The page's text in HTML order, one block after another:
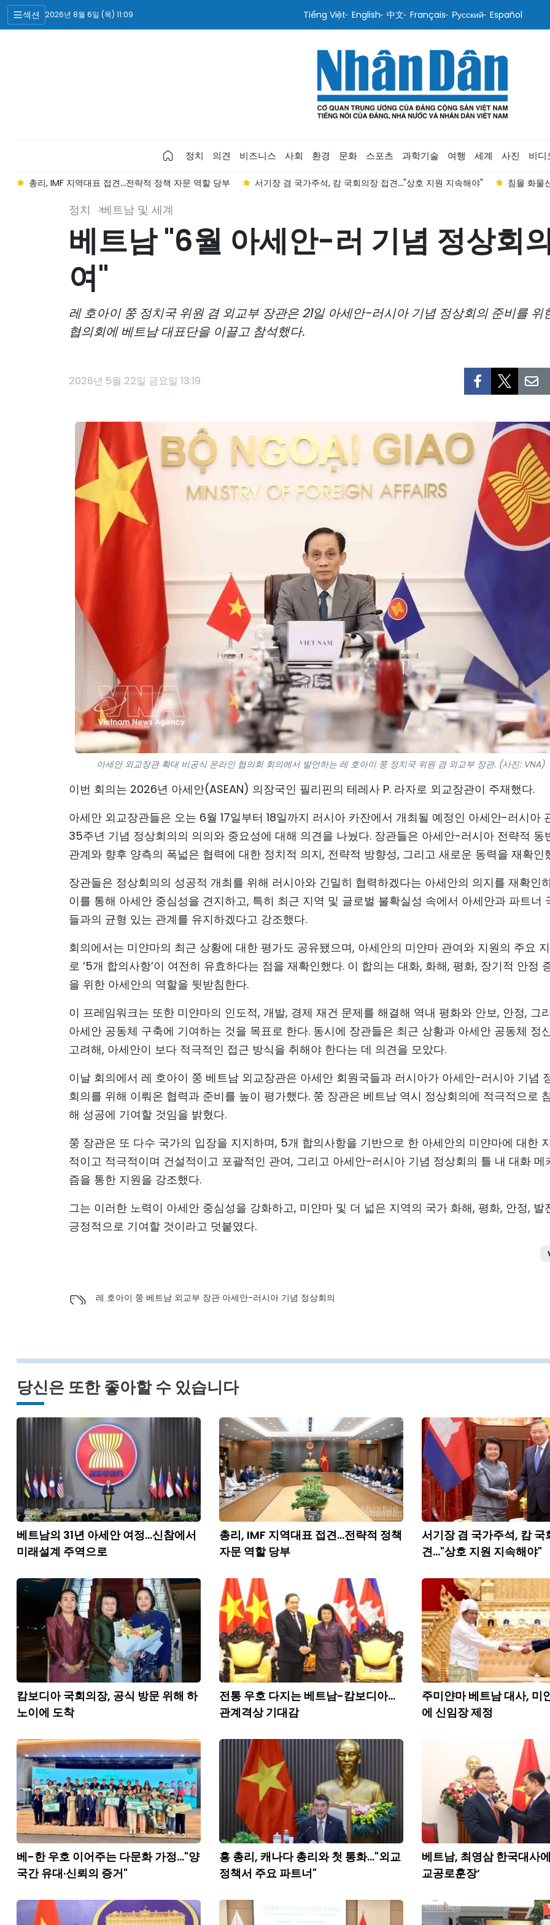
섹션 2026년 8월 6일 (목) 11:09 Tiếng Việt English 中文 Français Русский Español
정치 의견 비즈니스 사회 환경 문화 스포츠 과학기술 여행 세계 사진 비디
총리, IMF 지역대표 접견...전략적 정책 자문 역할 당부 서기장 겸 국가주석, 캄 국회의장 접견..."상호 지원 지속해야" 침몰 화물
정치 베트남 및 세계
베트남 "6월 아세안-러 기념 정상회
여"
레 호아이 쭝 정치국 위원 겸 외교부 장관은 21일 아세안-러시아 기념 정상회의 준비를
협의회에 베트남 대표단을 이끌고 참석했다.
2026년 5월 22일 금요일 13:19
아세안 외교장관 확대 비공식 온라인 협의회 회의에서 발언하는 레 호아이 쭝 정치국 위원 겸 외교부 장관. (사진: VNA)
이번 회의는 2026년 아세안(ASEAN) 의장국인 필리핀의 테레사 P. 라자로 외교장관이 주재했다.
아세안 외교장관들은 오는 6월 17일부터 18일까지 러시아 카잔에서 개최될 예정인 아세안-러시아
35주년 기념 정상회의의 의의와 중요성에 대해 의견을 나눴다. 장관들은 아세안-러시아 전략적 동
관계와 향후 양측의 폭넓은 협력에 대한 정치적 의지, 전략적 방향성, 그리고 새로운 동력을 재확인
장관들은 정상회의의 성공적 개최를 위해 러시아와 긴밀히 협력하겠다는 아세안의 의지를 재확인
이를 통해 아세안 중심성을 견지하고, 특히 최근 지역 및 글로벌 불확실성 속에서 아세안과 파트너
들과의 균형 있는 관계를 유지하겠다고 강조했다.
회의에서는 미얀마의 최근 상황에 대한 평가도 공유됐으며, 아세안의 미얀마 관여와 지원의 주요
로 ‘5개 합의사항’이 여전히 유효하다는 점을 재확인했다. 이 합의는 대화, 화해, 평화, 장기적 안정
을 위한 아세안의 역할을 뒷받침한다.
이 프레임워크는 또한 미얀마의 인도적, 개발, 경제 재건 문제를 해결해 역내 평화와 안보, 안정, 그
아세안 공동체 구축에 기여하는 것을 목표로 한다. 동시에 장관들은 최근 상황과 아세안 공동체 정
고려해, 아세안이 보다 적극적인 접근 방식을 취해야 한다는 데 의견을 모았다.
이날 회의에서 레 호아이 쭝 베트남 외교장관은 아세안 회원국들과 러시아가 아세안-러시아 기념
회의를 위해 이뤄온 협력과 준비를 높이 평가했다. 쭝 장관은 베트남 역시 정상회의에 적극적으로
해 성공에 기여할 것임을 밝혔다.
쭝 장관은 또 다수 국가의 입장을 지지하며, 5개 합의사항을 기반으로 한 아세안의 미얀마에 대한
적이고 적극적이며 건설적이고 포괄적인 관여, 그리고 아세안-러시아 기념 정상회의 틀 내 대화 메
즘을 통한 지원을 강조했다.
그는 이러한 노력이 아세안 중심성을 강화하고, 미얀마 및 더 넓은 지역의 국가 화해, 평화, 안정, 발
긍정적으로 기여할 것이라고 덧붙였다.
레 호아이 쭝 베트남 외교부 장관 아세안-러시아 기념 정상회의
당신은 또한 좋아할 수 있습니다
베트남의 31년 아세안 여정...신참에서
미래설계 주역으로
총리, IMF 지역대표 접견...전략적 정책
자문 역할 당부
서기장 겸 국가주석, 캄 국
견..."상호 지원 지속해야"
캄보디아 국회의장, 공식 방문 위해 하
노이에 도착
전통 우호 다지는 베트남-캄보디아...
관계격상 기대감
주미얀마 베트남 대사, 미
에 신임장 제정
베-한 우호 이어주는 다문화 가정..."양
국간 유대·신뢰의 증거"
흥 총리, 캐나다 총리와 첫 통화..."외교
정책서 주요 파트너"
베트남, 최영삼 한국대사
교공로훈장’